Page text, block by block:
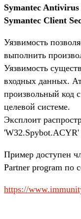
Symantec
Symantec Client
Уязвимость
выполнить
Уязвимость
входных данных.
произвольный код
целевой системе.
Эксплоит
Пример доступен
Partner program по
https://